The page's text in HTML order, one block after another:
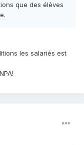
que des élèves
les salariés est